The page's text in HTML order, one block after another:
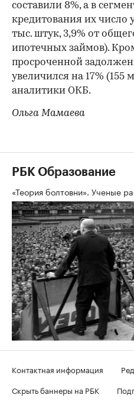
составили 8%, а в
кредитования их число
тыс. штук, 3,9% от
ипотечных займов).
просроченной
увеличился на 17% (155
аналитики ОКБ.
Ольга Мамаева
РБК Образование
«Теория болтовни». Ученые
Контактная информация
Скрыть баннеры на РБК